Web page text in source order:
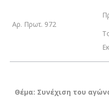
Αρ. Πρωτ. 972
Θέμα: Συνέχιση του